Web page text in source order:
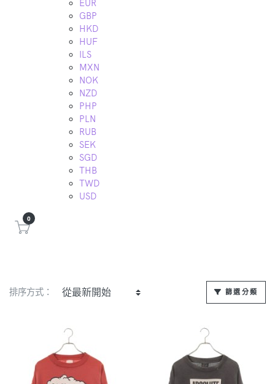
EUR
GBP
HKD
HUF
ILS
MXN
NOK
NZD
PHP
PLN
RUB
SEK
SGD
THB
TWD
USD
0
排序方式： 篩選分類